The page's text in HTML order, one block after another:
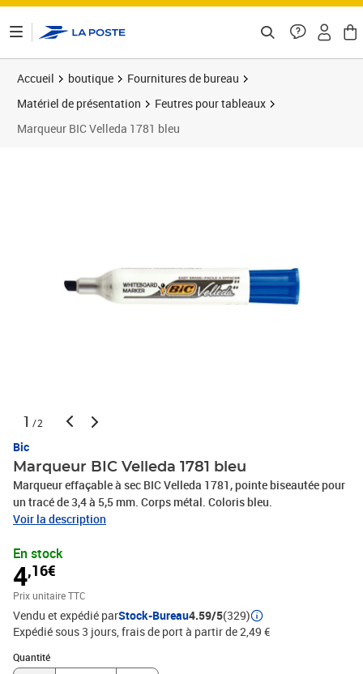
Accueil boutique
Fournitures de bureau
Matériel de présentation
Feutres pour tableaux
Marqueur BIC Velleda 1781 bleu
1 /2
Bic
Marqueur BIC Velleda 1781 bleu
Marqueur effaçable à sec BIC Velleda 1781, pointe biseautée pour
un tracé de 3,4 à 5,5 mm. Corps métal. Coloris bleu.
Voir la description
En stock
4,16€
Prix unitaire TTC
Vendu et expédié parStock-Bureau4.59/5(329)
Expédié sous 3 jours, frais de port à partir de 2,49 €
Quantité
Quantité : 1